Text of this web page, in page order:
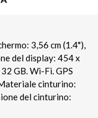
3,56 cm (1.4"),
del display: 454 x
GB. Wi-Fi. GPS
cinturino:
del cinturino: